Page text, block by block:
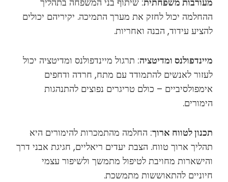
ההחלמה יכול לחזק את מערך התמיכה. יקיריהם יכולים
להציע עידוד, הבנה ואחריות.
מיינדפולנס ומדיטציה: תרגול מיינדפולנס ומדיטציה יכול
לעזור לאנשים להתמודד עם מתח, חרדה ודחפים
אימפולסיביים – כולם טריגרים נפוצים להתנהגות
הימורים.
תכנון לטווח ארוך: החלמה מהתמכרות להימורים היא
תהליך ארוך טווח. הצבת יעדים ריאליים, חגיגת אבני דרך
והישארות מחויבת לטיפול מתמשך ולשיפור עצמי
חיוניים להתאוששות מתמשכת.